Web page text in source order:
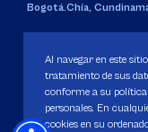
Bogotá.Chía,
Personería Jurídica:
Ministerio de Educación
Al navegar en este
tratamiento de sus
conforme a su política
personales. En
cookies en su